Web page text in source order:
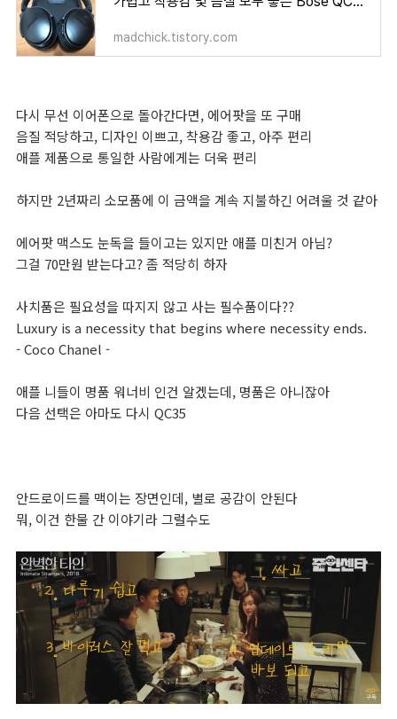
madchick.tistory.com
다시 무선 이어폰으로 돌아간다면, 에어팟을 또 구매
음질 적당하고, 디자인 이쁘고, 착용감 좋고, 아주 편리
애플 제품으로 통일한 사람에게는 더욱 편리
하지만 2년짜리 소모품에 이 금액을 계속 지불하긴 어려울 것 같아
에어팟 맥스도 눈독을 들이고는 있지만 애플 미친거 아님?
그걸 70만원 받는다고? 좀 적당히 하자
사치품은 필요성을 따지지 않고 사는 필수품이다??
Luxury is a necessity that begins where necessity ends.
- Coco Chanel -
애플 니들이 명품 워너비 인건 알겠는데, 명품은 아니잖아
다음 선택은 아마도 다시 QC35
안드로이드를 맥이는 장면인데, 별로 공감이 안된다
뭐, 이건 한물 간 이야기라 그럴수도